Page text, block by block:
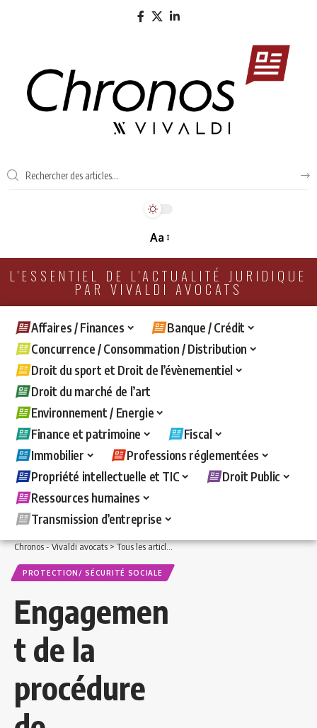
Aa
L'ESSENTIEL DE L'ACTUALITÉ JURIDIQUE
PAR VIVALDI AVOCATS
Affaires / Finances
Banque / Crédit
Concurrence / Consommation / Distribution
Droit du sport et Droit de l’évènementiel
Droit du marché de l’art
Environnement / Energie
Finance et patrimoine
Fiscal
Immobilier
Professions réglementées
Propriété intellectuelle et TIC
Droit Public
Ressources humaines
Transmission d’entreprise
Chronos - Vivaldi avocats>Tous les articles >Ressources humaines>Protection/
PROTECTION/ SÉCURITÉ SOCIALE
Engagemen
t de la
procédure